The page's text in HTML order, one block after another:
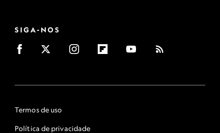
SIGA-NOS
Termos de uso
Política de privacidade